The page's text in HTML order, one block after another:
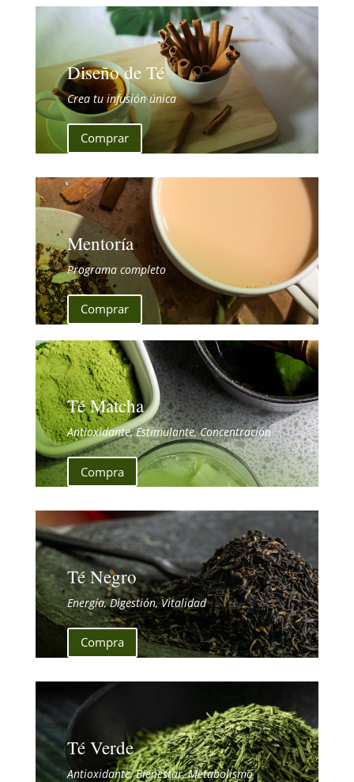
Diseño de Té
Crea tu infusión única
Comprar
Mentoría
Programa completo
Comprar
Té Matcha
Antioxidante, Estimulante, Concentración
Compra
Té Negro
Energía, Digestión, Vitalidad
Compra
Té Verde
Antioxidante, Bienestar, Metabolismo